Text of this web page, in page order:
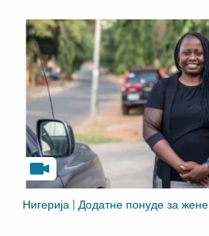
Нигерија | Додатне понуде за жене